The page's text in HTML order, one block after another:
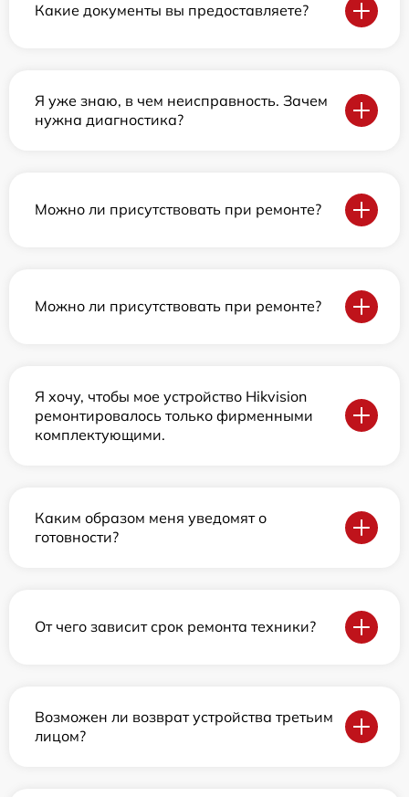
Какие документы вы предоставляете?
Я уже знаю, в чем неисправность. Зачем
нужна диагностика?
Можно ли присутствовать при ремонте?
Можно ли присутствовать при ремонте?
Я хочу, чтобы мое устройство Hikvision
ремонтировалось только фирменными
комплектующими.
Каким образом меня уведомят о
готовности?
От чего зависит срок ремонта техники?
Возможен ли возврат устройства третьим
лицом?